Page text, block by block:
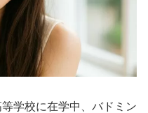
学校に在学中、バドミン